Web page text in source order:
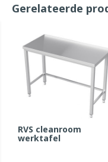
Gerelateerde
RVS cleanroom
werktafel